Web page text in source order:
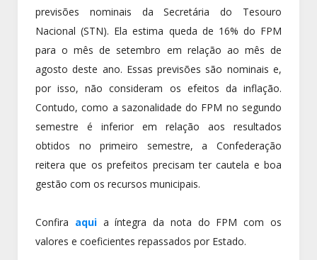
previsões nominais da Secretária do Tesouro
Nacional (STN). Ela estima queda de 16% do FPM
para o mês de setembro em relação ao mês de
agosto deste ano. Essas previsões são nominais e,
por isso, não consideram os efeitos da inflação.
Contudo, como a sazonalidade do FPM no segundo
semestre é inferior em relação aos resultados
obtidos no primeiro semestre, a Confederação
reitera que os prefeitos precisam ter cautela e boa
gestão com os recursos municipais.
Confira aqui a íntegra da nota do FPM com os
valores e coeficientes repassados por Estado.